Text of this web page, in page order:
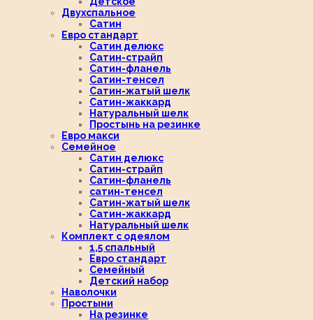
Двухспальное
Сатин
Евро стандарт
Сатин делюкс
Сатин-страйп
Сатин-фланель
Сатин-тенсел
Сатин-жатый шелк
Сатин-жаккард
Натуральный шелк
Простынь на резинке
Евро макси
Семейное
Сатин делюкс
Сатин-страйп
Сатин-фланель
сатин-тенсел
Сатин-жатый шелк
Сатин-жаккард
Натуральный шелк
Комплект с одеялом
1,5 спальный
Евро стандарт
Семейный
Детский набор
Наволочки
Простыни
На резинке